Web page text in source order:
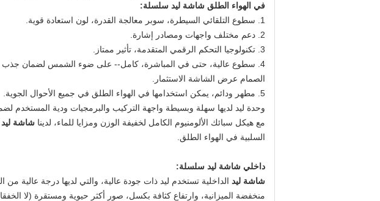
في الهواء الطلق شاشة ليد سلسلة:
1. سطوع التلقائي السيطرة، سوبر معالجة القدرة، لون استعادة قوية.
2. دعم مختلف واجهات ومصادر إشارة.
3. تكنولوجيا التحكم الرقمي المتقدمة، تأثير ممتاز.
4. سطوع عالية، حتى في المباشرة، كامل-- على ضوء الشمس لضمان جذب المزيد من الجمهور للحصول على روي قصيرة من الخاص بك
الصمام عرض الشاشة الاستثمار.
5. مطهر ودائم، يمكن استخدامها في الهواء الطلق في جميع الأحوال الجوية.
وحدة ليد لديها سهلة وبسيطة واجهة التركيب والبرمجيات ودية المستخدم
مع هيكل سبائك الألومنيوم الكامل لخفيفة الوزن ومزايا للماء، لدينا شاشة
السلبية في الهواء الطلق.
داخلي شاشة ليد سلسلة:
شاشة ليد الداخلية تستخدم ليد ذات جودة عالية، والتي لديها درجة عالية من
منخفضة الميزانية، وارتفاع كثافة بكسل، صور أكثر حيوية ومستقرة (لا